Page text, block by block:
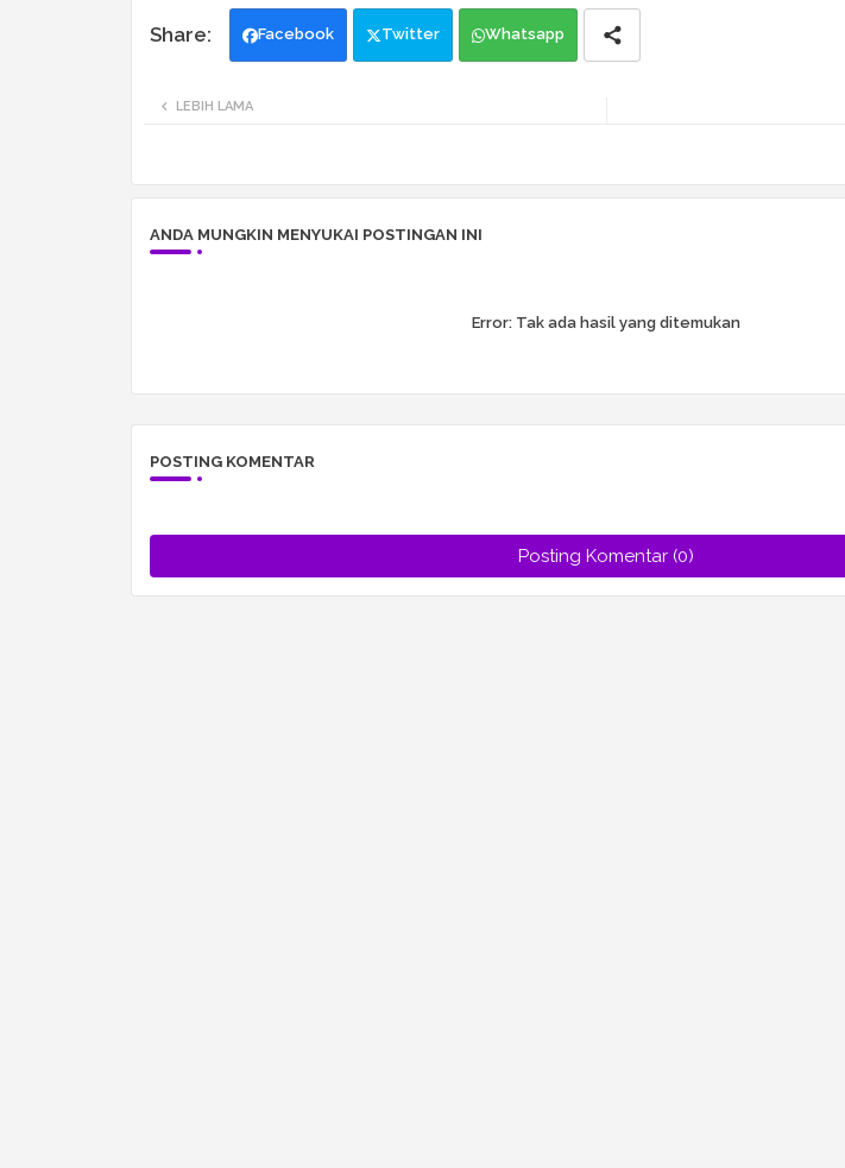
Facebook Twitter Whatsapp
LEBIH LAMA
ANDA MUNGKIN MENYUKAI POSTINGAN INI
Error:Tak ada hasil yang ditemukan
POSTING KOMENTAR
Posting Komentar (0)